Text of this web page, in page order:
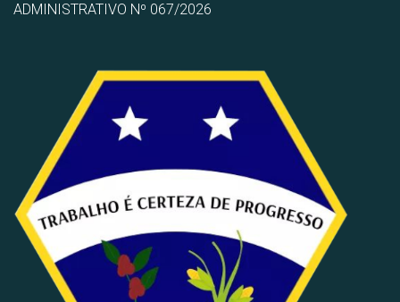
ADMINISTRATIVO Nº 067/2026